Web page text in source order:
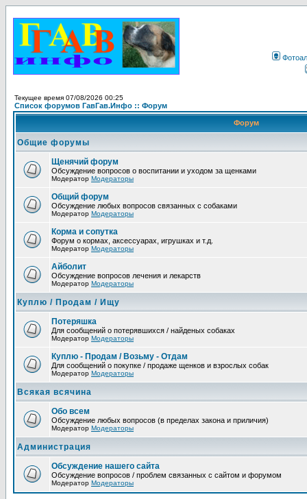
Текущее время 07/08/2026 00:25
Список форумов ГавГав.Инфо :: Форум
Форум
Общие форумы
Щенячий форум
Обсуждение вопросов о воспитании и уходом за щенками
Модератор Модераторы
Общий форум
Обсуждение любых вопросов связанных с собаками
Модератор Модераторы
Корма и сопутка
Форум о кормах, аксессуарах, игрушках и т.д.
Модератор Модераторы
Айболит
Обсуждение вопросов лечения и лекарств
Модератор Модераторы
Куплю / Продам / Ищу
Потеряшка
Для сообщений о потерявшихся / найденых собаках
Модератор Модераторы
Куплю - Продам / Возьму - Отдам
Для сообщений о покупке / продаже щенков и взрослых собак
Модератор Модераторы
Всякая всячина
Обо всем
Обсуждение любых вопросов (в пределах закона и приличия)
Модератор Модераторы
Администрация
Обсуждение нашего сайта
Обсуждение вопросов / проблем связанных с сайтом и форумом
Модератор Модераторы